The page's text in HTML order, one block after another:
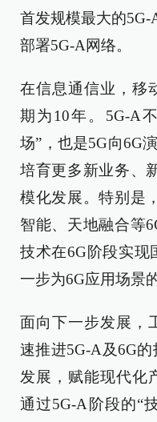
首发规模最大的
部署5G-A网络。
在信息通信业，移
期为10年。5G-A
场”，也是5G向6G
培育更多新业务、
模化发展。特别是
智能、天地融合等
技术在6G阶段实现
一步为6G应用场景
面向下一步发展，
速推进5G-A及6G
发展，赋能现代化
通过5G-A阶段的“